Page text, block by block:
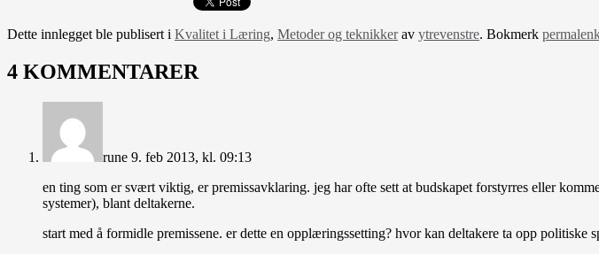
Dette innlegget ble publisert i Kvalitet i Læring, Metoder og teknikkerav ytrevenstre. Bokmerk
4 KOMMENTARER
rune 9. feb 2013, kl. 09:13
en ting som er svært viktig, er premissavklaring. jeg har ofte sett at budskapet forstyrres eller
systemer), blant deltakerne.
start med å formidle premissene. er dette en opplæringssetting? hvor kan deltakere ta opp politiske